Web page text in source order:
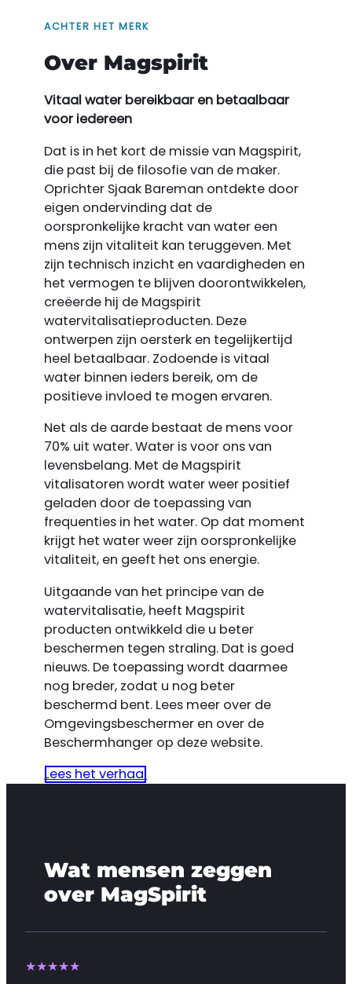
ACHTER HET MERK
Over Magspirit
Vitaal water bereikbaar en betaalbaar
voor iedereen
Dat is in het kort de missie van Magspirit,
die past bij de filosofie van de maker.
Oprichter Sjaak Bareman ontdekte door
eigen ondervinding dat de
oorspronkelijke kracht van water een
mens zijn vitaliteit kan teruggeven. Met
zijn technisch inzicht en vaardigheden en
het vermogen te blijven doorontwikkelen,
creëerde hij de Magspirit
watervitalisatie­producten. Deze
ontwerpen zijn oersterk en tegelijkertijd
heel betaalbaar. Zodoende is vitaal
water binnen ieders bereik, om de
positieve invloed te mogen ervaren.
Net als de aarde bestaat de mens voor
70% uit water. Water is voor ons van
levensbelang. Met de Magspirit
vitalisatoren wordt water weer positief
geladen door de toepassing van
frequenties in het water. Op dat moment
krijgt het water weer zijn oorspronkelijke
vitaliteit, en geeft het ons energie.
Uitgaande van het principe van de
watervitalisatie, heeft Magspirit
producten ontwikkeld die u beter
beschermen tegen straling. Dat is goed
nieuws. De toepassing wordt daarmee
nog breder, zodat u nog beter
beschermd bent. Lees meer over de
Omgevingsbeschermer en over de
Beschermhanger op deze website.
Lees het verhaal
Wat mensen zeggen
over MagSpirit
★★★★★